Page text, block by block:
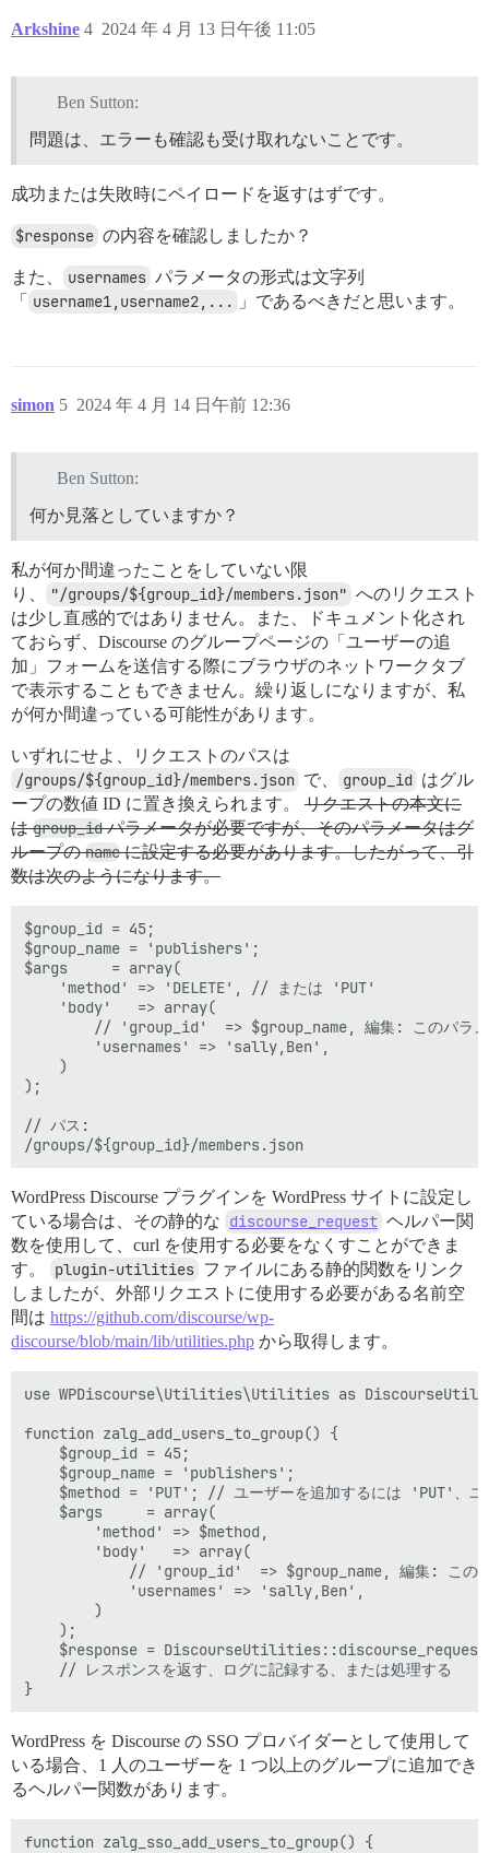
Arkshine 2024 年 4 月 13 日午後 11:05
4
Ben Sutton:
問題は、エラーも確認も受け取れないことです。
成功または失敗時にペイロードを返すはずです。
$response の内容を確認しましたか？
また、 usernames パラメータの形式は文字列
「
username1,username2,... 」であるべきだと思います。
simon 2024 年 4 月 14 日午前 12:36
5
Ben Sutton:
何か見落としていますか？
私が何か間違ったことをしていない限
り、
"/groups/${group_id}/members.json" へのリクエスト
は少し直感的ではありません。また、ドキュメント化され
ておらず、Discourse のグループページの「ユーザーの追
加」フォームを送信する際にブラウザのネットワークタブ
で表示することもできません。繰り返しになりますが、私
が何か間違っている可能性があります。
いずれにせよ、リクエストのパスは
/groups/${group_id}/members.json で、 group_id はグル
ープの数値 ID に置き換えられます。 リクエストの本文に
はgroup_idパラメータが必要ですが、そのパラメータはグ
ループのnameに設定する必要があります。したがって、引
数は次のようになります。
$group_id = 45;
$group_name = 'publishers';
$args     = array(
    'method' => 'DELETE', // または 'PUT'
);
// パス:
WordPress Discourse プラグインを WordPress サイトに設定し
ている場合は、その静的な discourse_request ヘルパー関
数を使用して、curl を使用する必要をなくすことができま
す。
plugin-utilities ファイルにある静的関数をリンク
しましたが、外部リクエストに使用する必要がある名前空
間は https://github.com/discourse/wp-
discourse/blob/main/lib/utilities.php から取得します。
use WPDiscourse\Utilities\Utilities as
function zalg_add_users_to_group() {
    $group_name = 'publishers';
$method = 'PUT'; // ユーザーを追加するには 'PUT'、ユ
    // レスポンスを返す、ログに記録する、または処理する
WordPress を Discourse の SSO プロバイダーとして使用して
いる場合、1 人のユーザーを 1 つ以上のグループに追加でき
るヘルパー関数があります。
function zalg_sso_add_users_to_group() {